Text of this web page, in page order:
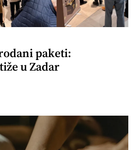
paketi:
u Zadar